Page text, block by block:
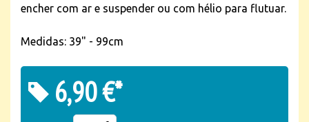
encher com ar e suspender ou com hélio para flutuar.
Medidas: 39" - 99cm
6,90 €*